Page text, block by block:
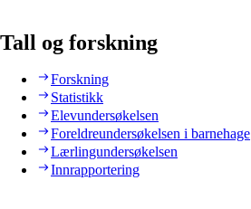
Tall og forskning
Forskning
Statistikk
Elevundersøkelsen
Foreldreundersøkelsen i barnehage
Lærlingundersøkelsen
Innrapportering